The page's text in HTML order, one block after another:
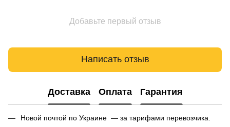
Добавьте первый отзыв
Написать отзыв
Доставка Оплата Гарантия
Новой почтой по Украине — за тарифами перевозчика.